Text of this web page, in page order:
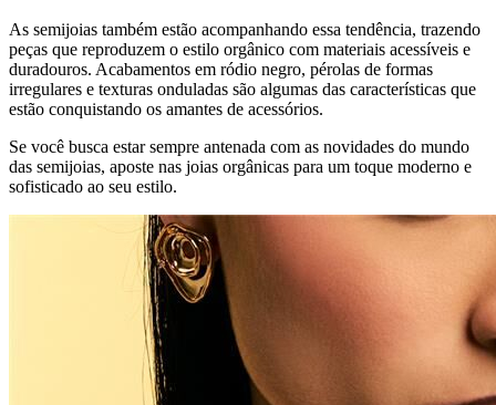
As semijoias também estão acompanhando essa tendência, trazendo
peças que reproduzem o estilo orgânico com materiais acessíveis e
duradouros. Acabamentos em ródio negro, pérolas de formas
irregulares e texturas onduladas são algumas das características que
estão conquistando os amantes de acessórios.
Se você busca estar sempre antenada com as novidades do mundo
das semijoias, aposte nas joias orgânicas para um toque moderno e
sofisticado ao seu estilo.